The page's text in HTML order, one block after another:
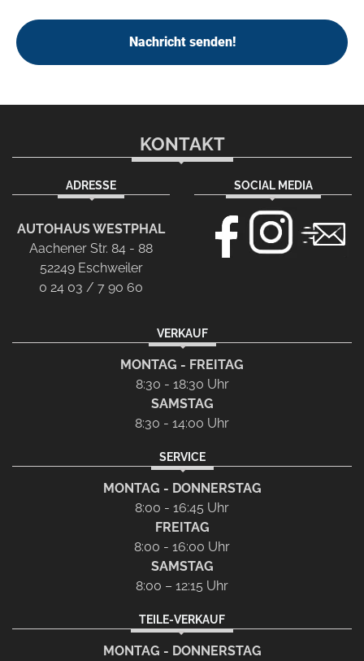
Nachricht senden!
KONTAKT
ADRESSE
AUTOHAUS WESTPHAL
Aachener Str. 84 - 88
52249 Eschweiler
0 24 03 / 7 90 60
SOCIAL MEDIA
VERKAUF
MONTAG - FREITAG
8:30 - 18:30 Uhr
SAMSTAG
8:30 - 14:00 Uhr
SERVICE
MONTAG - DONNERSTAG
8:00 - 16:45 Uhr
FREITAG
8:00 - 16:00 Uhr
SAMSTAG
8:00 – 12:15 Uhr
TEILE-VERKAUF
MONTAG - DONNERSTAG